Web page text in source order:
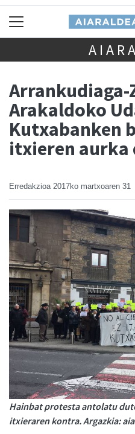
Arrankudiaga-
Arakaldoko
Kutxabanken
itxieren aurka
Erredakzioa 2017ko martxoaren 31
Hainbat protesta antolatu
itxieraren kontra. Argazkia: